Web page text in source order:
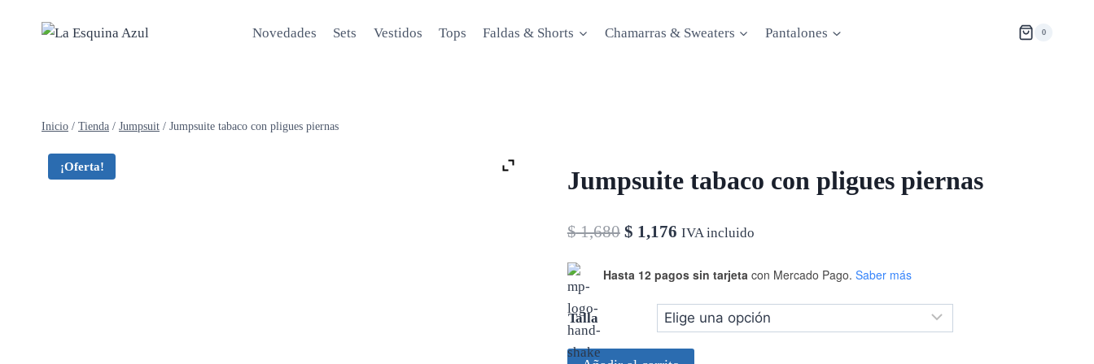
Novedades Sets Vestidos Tops Faldas & Shorts Chamarras & Sweaters Pantalones 0
Inicio / Tienda / Jumpsuit / Jumpsuite tabaco con pligues piernas
¡Oferta! Jumpsuite tabaco con pligues piernas
$1,680 El
original
$ 1,176El
actual
es:
IVA incluido
Hasta 12 pagos sin tarjetacon Mercado Pago. Saber más
Talla
Jumpsuite